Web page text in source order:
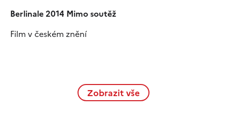
Berlinale 2014 Mimo soutěž
Film v českém znění
Zobrazit vše